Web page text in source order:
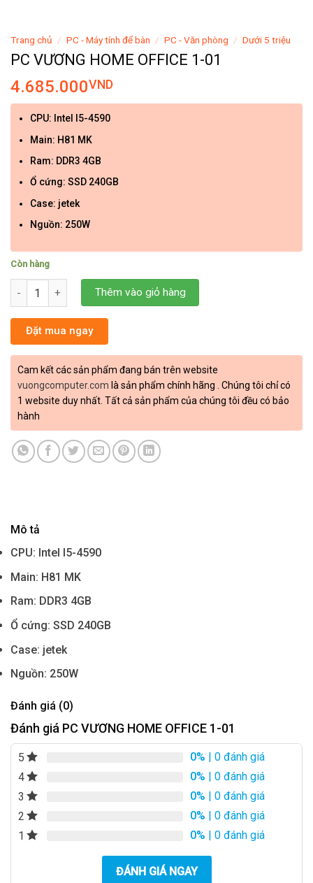
Trang chủ / PC - Máy tính để bàn / PC - Văn phòng / Dưới 5 triệu
PC VƯƠNG HOME OFFICE 1-01
4.685.000VND
CPU: Intel I5-4590
Main: H81 MK
Ram: DDR3 4GB
Ổ cứng: SSD 240GB
Case: jetek
Nguồn: 250W
Còn hàng
PC VƯƠNG HOME OFFICE 1-01 số lượng
Thêm vào giỏ hàng
Đặt mua ngay
Cam kết các sản phẩm đang bán trên website
vuongcomputer.com là sản phẩm chính hãng . Chúng tôi chỉ có
1 website duy nhất. Tất cả sản phẩm của chúng tôi đều có bảo
hành
Mô tả
CPU: Intel I5-4590
Main: H81 MK
Ram: DDR3 4GB
Ổ cứng: SSD 240GB
Case: jetek
Nguồn: 250W
Đánh giá (0)
Đánh giá PC VƯƠNG HOME OFFICE 1-01
5 0% | 0 đánh giá
4
0% | 0 đánh giá
3
0% | 0 đánh giá
2
0% | 0 đánh giá
1
0% | 0 đánh giá
ĐÁNH GIÁ NGAY